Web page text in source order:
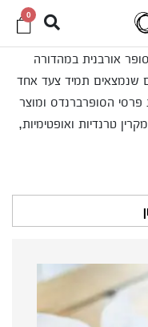
0
קורל – עגלה סופר אורבנית במהדורה
שנמצאים תמיד צעד אחד
הסופרברנדס ומוצר
טרנדיות ואופטימיות,